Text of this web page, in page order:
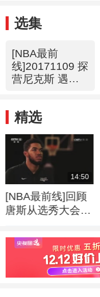
选集
[NBA最前
线]20171109 探
营尼克斯 遇见
精选
14:50
[NBA最前线]回顾
唐斯从选秀大会开